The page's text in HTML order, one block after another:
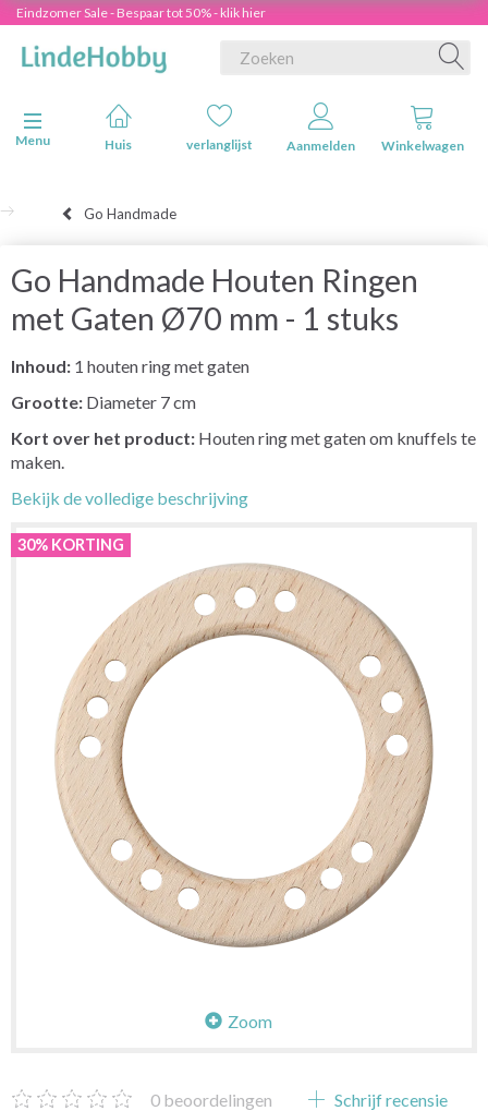
Eindzomer Sale - Bespaar tot 50% - klik hier
Navigatie in-/uitschakelen
Menu
Huis verlanglijst Aanmelden Winkelwagen
Go Handmade
Go Handmade Houten Ringen
met Gaten Ø70 mm - 1 stuks
Inhoud: 1 houten ring met gaten
Grootte: Diameter 7 cm
Kort over het product: Houten ring met gaten om knuffels te
maken.
Bekijk de volledige beschrijving
30% KORTING
Zoom
0 beoordelingen Schrijf recensie